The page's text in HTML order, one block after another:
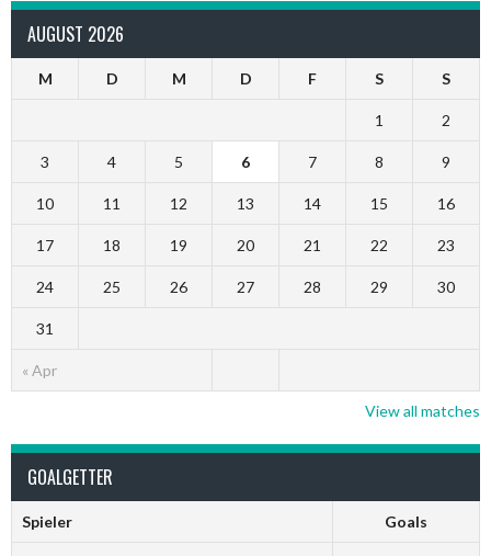
AUGUST 2026
M D M D F S S
« Apr
1 2
3 4 5 6 7 8 9
10 11 12 13 14 15 16
17 18 19 20 21 22 23
24 25 26 27 28 29 30
31
View all matches
GOALGETTER
Spieler Goals